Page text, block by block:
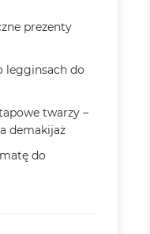
prezenty
legginsach do
twarzy –
demakijaż
do